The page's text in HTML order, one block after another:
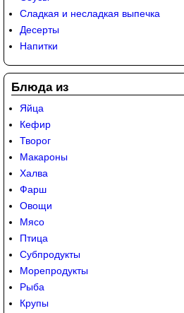
Сладкая и несладкая выпечка
Десерты
Напитки
Блюда из
Яйца
Кефир
Творог
Макароны
Халва
Фарш
Овощи
Мясо
Птица
Субпродукты
Морепродукты
Рыба
Крупы